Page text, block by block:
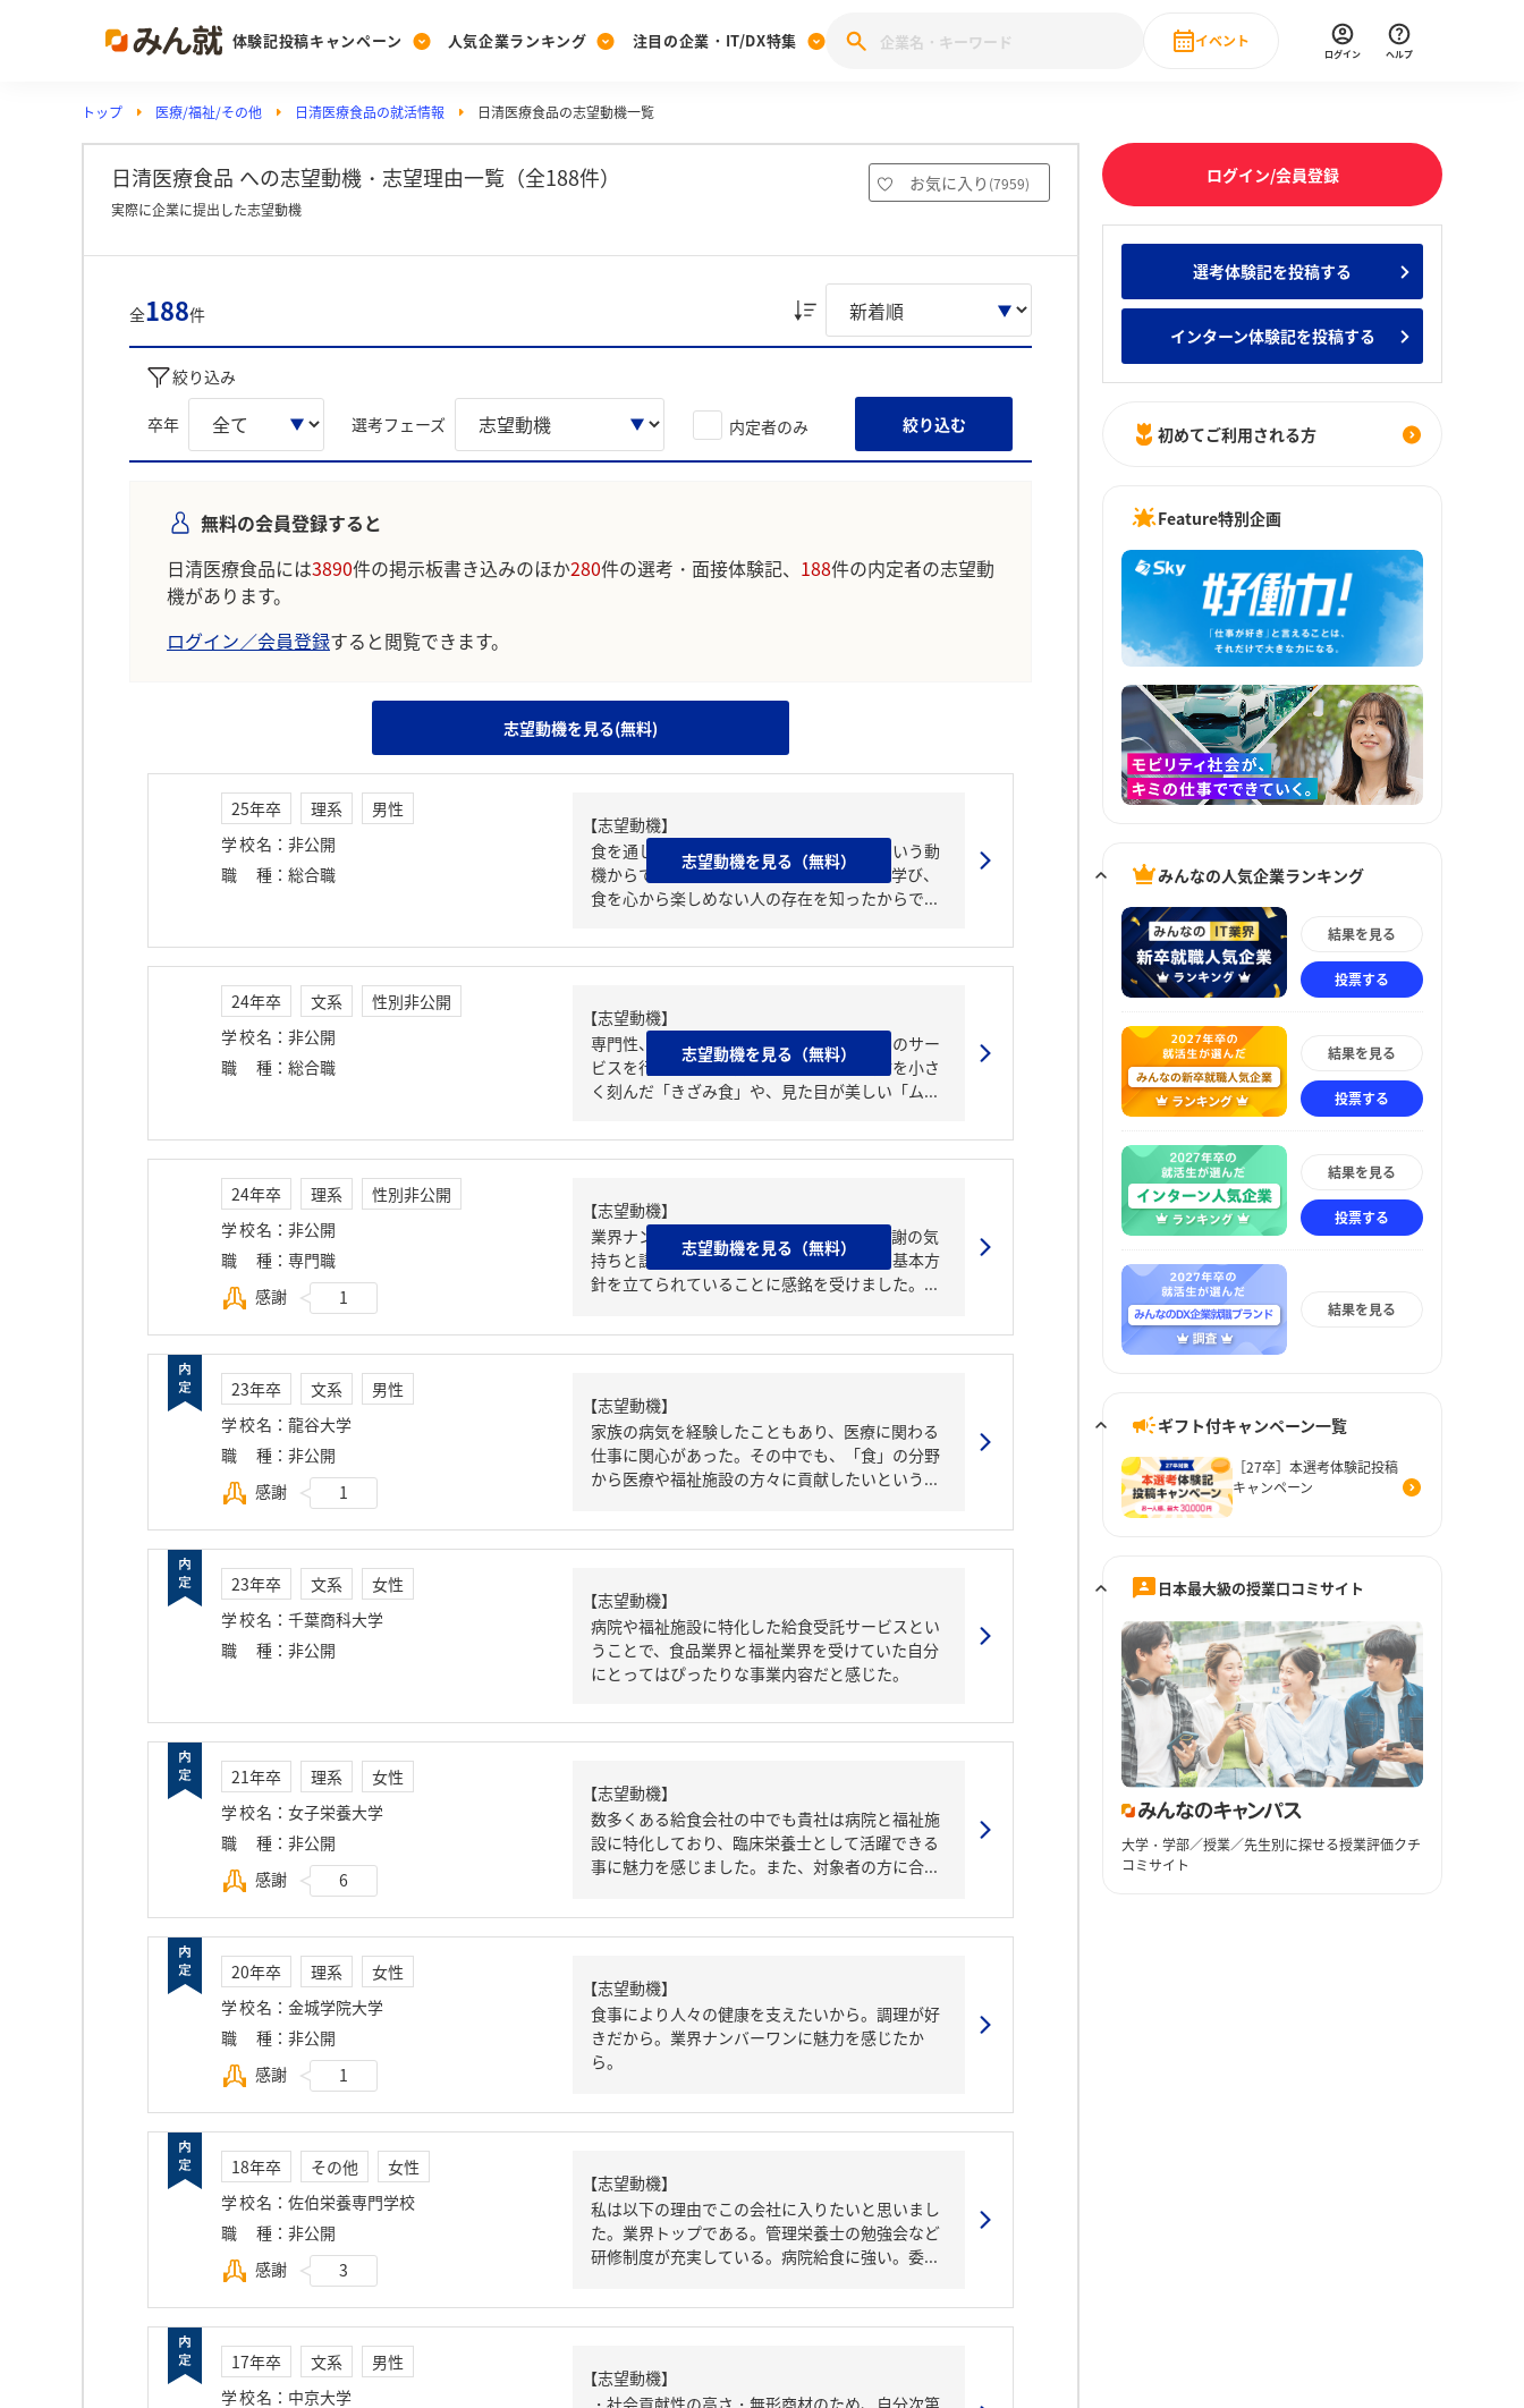
体験記投稿キャンペーン
Post
投稿する
[27卒] 本選考体験記投稿キャンペーン
人気企業ランキング
Ranking
ランキングを見る
Vote みんなの新卒就職人気企業ランキング みんなのインターン人気企業ランキ
注目の企業・IT/DX特集
PickUp
注目の企業特集
28卒 IT・DX現場社員インタビュー
イベント
直近のイベント一覧
ログイン ヘルプ
トップ 医療/福祉/その他 日清医療食品の就活情報 日清医療食品の志望動機一覧
日清医療食品 への志望動機・志望理由一覧（全188件） お気に入り (7959)
実際に企業に提出した志望動機
全188件
絞り込み
卒年 選考フェーズ 内定者のみ 絞り込む
無料の会員登録すると
日清医療食品には3890件の掲示板書き込みのほか280件の選考・面接体験記、 188件の内定者の志望動
機があります。
ログイン／会員登録すると閲覧できます。
志望動機を見る(無料)
25年卒 理系
男性
学校名 ： 非公開
職種 ： 総合職
【志望動機】
食を通して人々の心の健康に貢献したいという動
機からです。なぜなら、私は大学で〇〇を学び、
食を心から楽しめない人の存在を知ったからで...
志望動機を見る（無料）
24年卒 文系
性別非公開
学校名 ： 非公開
職種 ： 総合職
【志望動機】
専門性、ニーズ、社会貢献性が高い「食」のサー
ビスを行う貴社に魅力を感じました。食材を小さ
く刻んだ「きざみ食」や、見た目が美しい「ム...
志望動機を見る（無料）
24年卒 理系
性別非公開
学校名 ： 非公開
職種 ： 専門職
感謝
1
【志望動機】
業界ナンバーワンを誇るにも関わらず、感謝の気
持ちと謙虚な姿勢で何事にも接するという基本方
針を立てられていることに感銘を受けました。...
志望動機を見る（無料）
23年卒 文系
男性
学校名 ： 龍谷大学
職種 ： 非公開
感謝
1
【志望動機】
家族の病気を経験したこともあり、医療に関わる
仕事に関心があった。その中でも、「食」の分野
から医療や福祉施設の方々に貢献したいという...
23年卒 文系
女性
学校名 ： 千葉商科大学
職種 ： 非公開
【志望動機】
病院や福祉施設に特化した給食受託サービスとい
うことで、食品業界と福祉業界を受けていた自分
にとってはぴったりな事業内容だと感じた。
21年卒 理系
女性
学校名 ： 女子栄養大学
職種 ： 非公開
感謝
6
【志望動機】
数多くある給食会社の中でも貴社は病院と福祉施
設に特化しており、臨床栄養士として活躍できる
事に魅力を感じました。また、対象者の方に合...
20年卒 理系
女性
学校名 ： 金城学院大学
職種 ： 非公開
感謝
1
【志望動機】
食事により人々の健康を支えたいから。調理が好
きだから。業界ナンバーワンに魅力を感じたか
ら。
18年卒 その他
女性
学校名 ： 佐伯栄養専門学校
職種 ： 非公開
感謝
3
【志望動機】
私は以下の理由でこの会社に入りたいと思いまし
た。業界トップである。管理栄養士の勉強会など
研修制度が充実している。病院給食に強い。委...
17年卒 文系
男性
学校名 ： 中京大学
【志望動機】
・社会貢献性の高さ・無形商材のため、自分次第
ログイン/会員登録
選考体験記を投稿する
インターン体験記を投稿する
初めてご利用される方
Feature特別企画
みんなの人気企業ランキング
結果を見る
投票する
結果を見る
投票する
結果を見る
投票する
結果を見る
ギフト付キャンペーン一覧
［27卒］本選考体験記投稿
キャンペーン
日本最大級の授業口コミサイト
大学・学部／授業／先生別に探せる授業評価クチ
コミサイト